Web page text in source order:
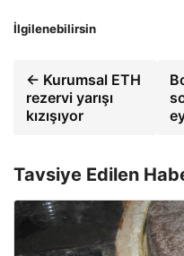
İlgilenebilirsin
← Kurumsal ETH
rezervi yarışı
kızışıyor
Tavsiye Edilen